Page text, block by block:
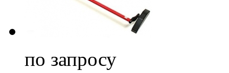
по запросу